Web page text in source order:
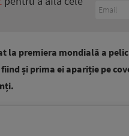
la premiera mondială a
și prima ei apariție pe